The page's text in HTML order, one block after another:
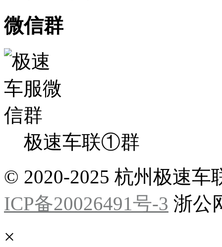
微信群
极速车联①群
© 2020-2025 杭州极速
ICP备20026491号-3 浙公
×